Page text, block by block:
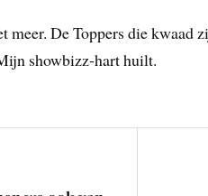
meer. De Toppers die kwaad
showbizz-hart huilt.